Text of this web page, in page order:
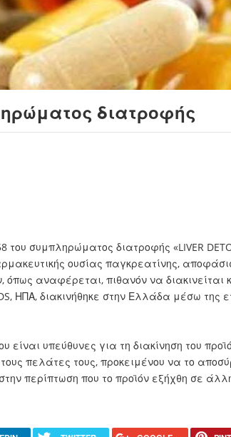
διατροφής
συμπληρώματος διατροφής «LIVER
ουσίας παγκρεατίνης,
αναφέρεται, πιθανόν να διακινείται
ΗΠΑ, διακινήθηκε στην Ελλάδα μέσω της
είναι υπεύθυνες για τη διακίνηση του
πελάτες τους, προκειμένου να το
περίπτωση που το προϊόν εξήχθη σε